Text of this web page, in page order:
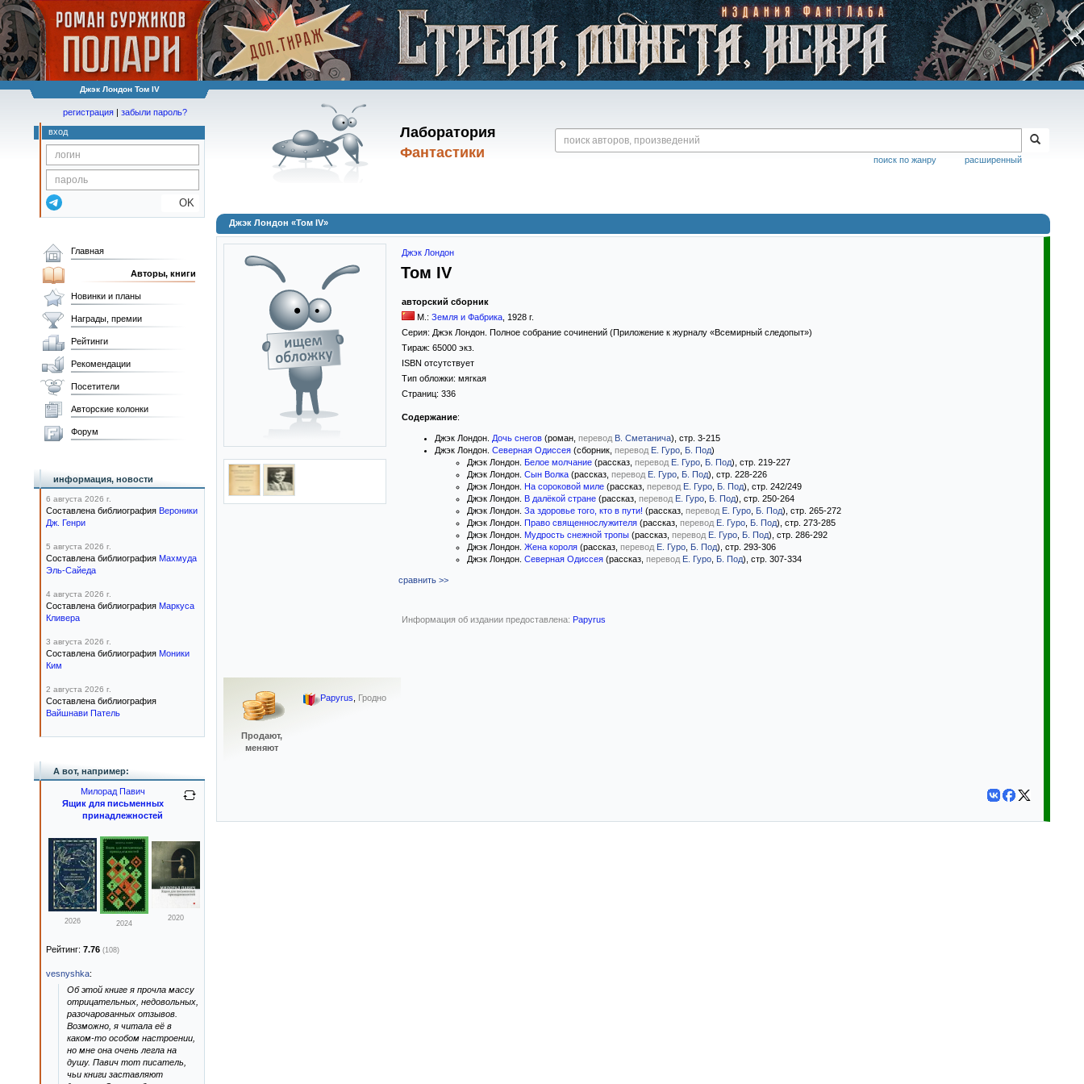
Джэк Лондон Том IV
Лаборатория
Фантастики
расширенный
поиск по жанру
регистрация | забыли пароль?
вход
OK
Джэк Лондон «Том IV»
Джэк Лондон
Том IV
авторский сборник
М.: Земля и Фабрика 1928 г.
Серия: Джэк Лондон. Полное собрание сочинений (Приложение к журналу «Всемирный следопыт»)
Тираж: 65000 экз.
ISBN отсутствует
Тип обложки: мягкая
Страниц: 336
Содержание:
Джэк Лондон. Дочь снегов (роман, перевод В. Сметанича), стр. 3-215
Джэк Лондон. Северная Одиссея (сборник, перевод Е. Гуро Б. Под)
Джэк Лондон. Белое молчание (рассказ, перевод Е. Гуро Б. Под), стр. 219-227
Джэк Лондон. Сын Волка (рассказ, перевод Е. Гуро Б. Под), стр. 228-226
Джэк Лондон. На сороковой миле (рассказ, перевод Е. Гуро Б. Под), стр. 242/249
Джэк Лондон. В далёкой стране (рассказ, перевод Е. Гуро Б. Под), стр. 250-264
Джэк Лондон. За здоровье того, кто в пути! (рассказ, перевод Е. Гуро Б. Под), стр. 265-272
Джэк Лондон. Право священнослужителя (рассказ, перевод Е. Гуро Б. Под), стр. 273-285
Джэк Лондон. Мудрость снежной тропы (рассказ, перевод Е. Гуро Б. Под), стр. 286-292
Джэк Лондон. Жена короля (рассказ, перевод Е. Гуро Б. Под), стр. 293-306
Джэк Лондон. Северная Одиссея (рассказ, перевод Е. Гуро Б. Под), стр. 307-334
сравнить >>
Информация об издании предоставлена: Papyrus
Продают,
меняют
Papyrus, Гродно
Главная
Авторы, книги
Новинки и планы
Награды, премии
Рейтинги
Рекомендации
Посетители
Авторские колонки
Форум
информация, новости
6 августа 2026 г.
Составлена библиография Вероники
Дж. Генри
5 августа 2026 г.
Составлена библиография Махмуда
Эль-Сайеда
4 августа 2026 г.
Составлена библиография Маркуса
Кливера
3 августа 2026 г.
Составлена библиография Моники
Ким
2 августа 2026 г.
Составлена библиография
Вайшнави Патель
А вот, например:
Милорад Павич
Ящик для письменных
принадлежностей
2026 2024
2020
Рейтинг: 7.76 (108)
vesnyshka:
Об этой книге я прочла массу
отрицательных, недовольных,
разочарованных отзывов.
Возможно, я читала её в
каком-то особом настроении,
но мне она очень легла на
душу. Павич тот писатель,
чьи книги заставляют